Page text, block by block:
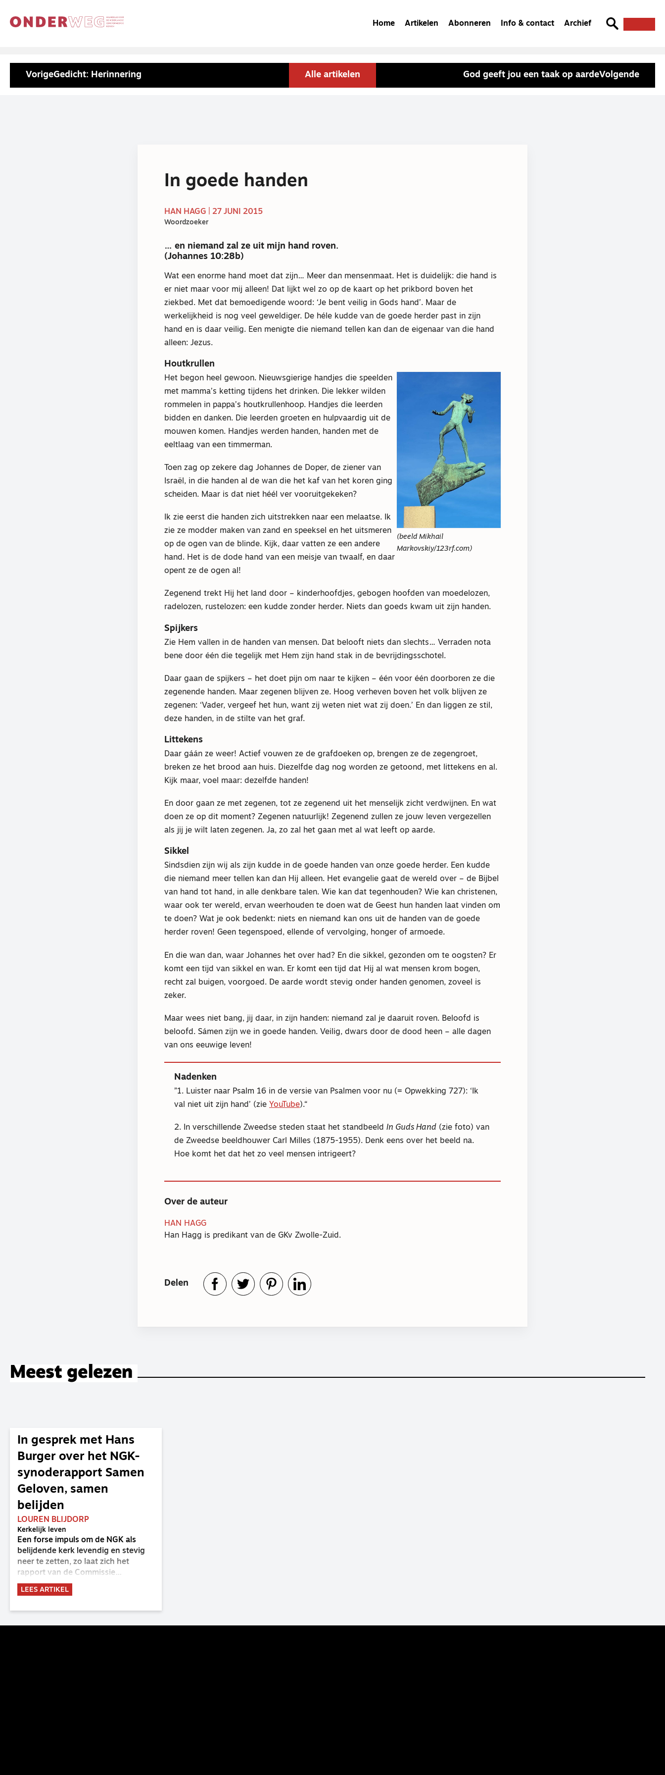
Home Artikelen Abonneren Info & contact Archief
VorigeGedicht: Herinnering Alle artikelen God geeft jou een taak op aardeVolgende
In goede handen
HAN HAGG | 27 JUNI 2015
Woordzoeker
… en niemand zal ze uit mijn hand roven.
(Johannes 10:28b)
Wat een enorme hand moet dat zijn… Meer dan mensenmaat. Het is duidelijk: die hand is
er niet maar voor mij alleen! Dat lijkt wel zo op de kaart op het prikbord boven het
ziekbed. Met dat bemoedigende woord: ‘Je bent veilig in Gods hand’. Maar de
werkelijkheid is nog veel geweldiger. De héle kudde van de goede herder past in zijn
hand en is daar veilig. Een menigte die niemand tellen kan dan de eigenaar van die hand
alleen: Jezus.
Houtkrullen
(beeld Mikhail
Markovskiy/123rf.com)
Het begon heel gewoon. Nieuwsgierige handjes die speelden
met mamma’s ketting tijdens het drinken. Die lekker wilden
rommelen in pappa’s houtkrullenhoop. Handjes die leerden
bidden en danken. Die leerden groeten en hulpvaardig uit de
mouwen komen. Handjes werden handen, handen met de
eeltlaag van een timmerman.
Toen zag op zekere dag Johannes de Doper, de ziener van
Israël, in die handen al de wan die het kaf van het koren ging
scheiden. Maar is dat niet héél ver vooruitgekeken?
Ik zie eerst die handen zich uitstrekken naar een melaatse. Ik
zie ze modder maken van zand en speeksel en het uitsmeren
op de ogen van de blinde. Kijk, daar vatten ze een andere
hand. Het is de dode hand van een meisje van twaalf, en daar
opent ze de ogen al!
Zegenend trekt Hij het land door – kinderhoofdjes, gebogen hoofden van moedelozen,
radelozen, rustelozen: een kudde zonder herder. Niets dan goeds kwam uit zijn handen.
Spijkers
Zie Hem vallen in de handen van mensen. Dat belooft niets dan slechts… Verraden nota
bene door één die tegelijk met Hem zijn hand stak in de bevrijdingsschotel.
Daar gaan de spijkers – het doet pijn om naar te kijken – één voor één doorboren ze die
zegenende handen. Maar zegenen blijven ze. Hoog verheven boven het volk blijven ze
zegenen: ‘Vader, vergeef het hun, want zij weten niet wat zij doen.’ En dan liggen ze stil,
deze handen, in de stilte van het graf.
Littekens
Daar gáán ze weer! Actief vouwen ze de grafdoeken op, brengen ze de zegengroet,
breken ze het brood aan huis. Diezelfde dag nog worden ze getoond, met littekens en al.
Kijk maar, voel maar: dezelfde handen!
En door gaan ze met zegenen, tot ze zegenend uit het menselijk zicht verdwijnen. En wat
doen ze op dit moment? Zegenen natuurlijk! Zegenend zullen ze jouw leven vergezellen
als jij je wilt laten zegenen. Ja, zo zal het gaan met al wat leeft op aarde.
Sikkel
Sindsdien zijn wij als zijn kudde in de goede handen van onze goede herder. Een kudde
die niemand meer tellen kan dan Hij alleen. Het evangelie gaat de wereld over – de Bijbel
van hand tot hand, in alle denkbare talen. Wie kan dat tegenhouden? Wie kan christenen,
waar ook ter wereld, ervan weerhouden te doen wat de Geest hun handen laat vinden om
te doen? Wat je ook bedenkt: niets en niemand kan ons uit de handen van de goede
herder roven! Geen tegenspoed, ellende of vervolging, honger of armoede.
En die wan dan, waar Johannes het over had? En die sikkel, gezonden om te oogsten? Er
komt een tijd van sikkel en wan. Er komt een tijd dat Hij al wat mensen krom bogen,
recht zal buigen, voorgoed. De aarde wordt stevig onder handen genomen, zoveel is
zeker.
Maar wees niet bang, jij daar, in zijn handen: niemand zal je daaruit roven. Beloofd is
beloofd. Sámen zijn we in goede handen. Veilig, dwars door de dood heen – alle dagen
van ons eeuwige leven!
Nadenken
1. Luister naar Psalm 16 in de versie van Psalmen voor nu (= Opwekking 727): ‘Ik
val niet uit zijn hand’ (zie YouTube).
2. In verschillende Zweedse steden staat het standbeeld In Guds Hand (zie foto) van
de Zweedse beeldhouwer Carl Milles (1875-1955). Denk eens over het beeld na.
Hoe komt het dat het zo veel mensen intrigeert?
Over de auteur
HAN HAGG
Han Hagg is predikant van de GKv Zwolle-Zuid.
Delen
Meest gelezen
In gesprek met Hans
Burger over het NGK-
synoderapport Samen
Geloven, samen
belijden
LOUREN BLIJDORP
Kerkelijk leven
Een forse impuls om de NGK als
belijdende kerk levendig en stevig
neer te zetten, zo laat zich het
rapport van de Commissie
Belijdende Kerk (CBK) lezen. Deze
commissie is al sinds de eenwording
2023 de opdracht om haar analyse
LEES ARTIKEL